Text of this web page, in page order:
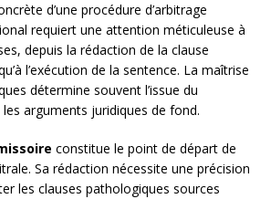
d’une procédure d’arbitrage
requiert une attention méticuleuse à
depuis la rédaction de la clause
l’exécution de la sentence. La maîtrise
détermine souvent l’issue du
arguments juridiques de fond.
constitue le point de départ de
Sa rédaction nécessite une précision
les clauses pathologiques sources